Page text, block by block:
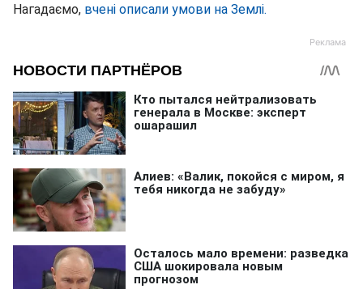
Нагадаємо, вчені описали умови на Землі.